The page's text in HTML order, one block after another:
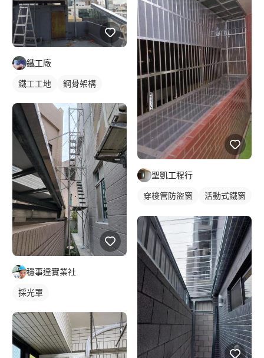
鐵工廠
鐵工工地 鋼骨架構
穩事達實業社
採光罩
聖凱工程行
穿梭管防盜窗
活動式鐵窗